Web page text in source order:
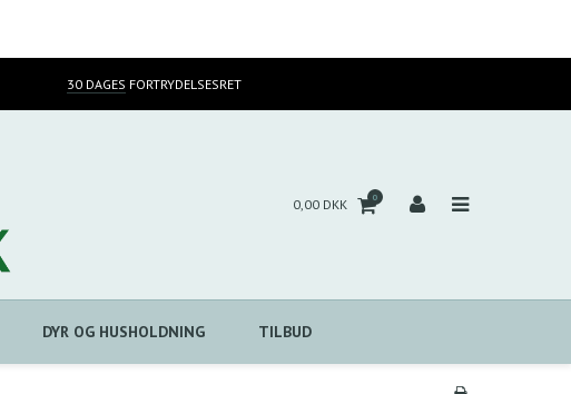
30 DAGES FORTRYDELSESRET
0,00 DKK 0
DYR OG HUSHOLDNING TILBUD